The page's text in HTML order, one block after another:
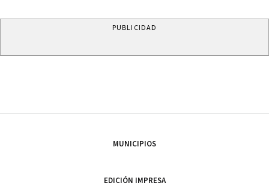
PUBLICIDAD
MUNICIPIOS
EDICIÓN IMPRESA